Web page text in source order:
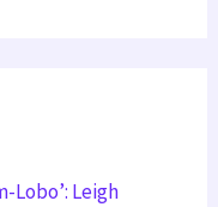
Lobo’: Leigh